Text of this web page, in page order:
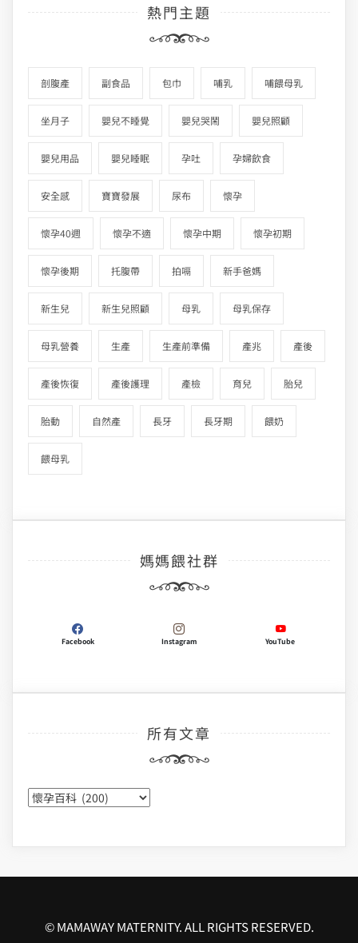
熱門主題
剖腹產 副食品 包巾 哺乳 哺餵母乳
坐月子 嬰兒不睡覺 嬰兒哭鬧 嬰兒照顧
嬰兒用品 嬰兒睡眠 孕吐 孕婦飲食
安全感 寶寶發展 尿布 懷孕
懷孕40週 懷孕不適 懷孕中期 懷孕初期
懷孕後期 托腹帶 拍嗝 新手爸媽
新生兒 新生兒照顧 母乳 母乳保存
母乳營養 生產 生產前準備 產兆 產後
產後恢復 產後護理 產檢 育兒 胎兒
胎動 自然產 長牙 長牙期 餵奶
餵母乳
媽媽餵社群
Facebook Instagram YouTube
所有文章
所
有
章
© MAMAWAY MATERNITY. ALL RIGHTS RESERVED.